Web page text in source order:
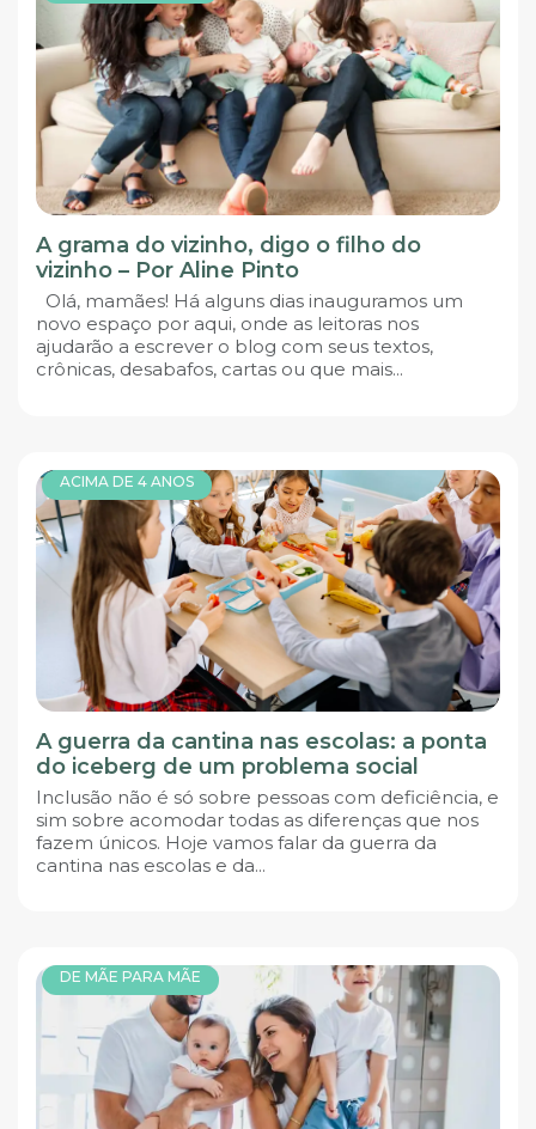
A grama do vizinho, digo o filho do
vizinho – Por Aline Pinto
Olá, mamães! Há alguns dias inauguramos um
novo espaço por aqui, onde as leitoras nos
ajudarão a escrever o blog com seus textos,
crônicas, desabafos, cartas ou que mais...
ACIMA DE 4 ANOS
A guerra da cantina nas escolas: a ponta
do iceberg de um problema social
Inclusão não é só sobre pessoas com deficiência, e
sim sobre acomodar todas as diferenças que nos
fazem únicos. Hoje vamos falar da guerra da
cantina nas escolas e da...
DE MÃE PARA MÃE